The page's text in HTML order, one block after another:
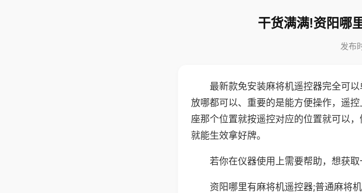
干货满满!资阳哪
发布
最新款免安装麻将机遥控器完全可
放哪都可以、重要的是能方便操作，遥
座那个位置就按遥控对应的位置就可以
就能生效拿好牌。
若你在仪器使用上需要帮助，想获
资阳哪里有麻将机遥控器;普通麻将